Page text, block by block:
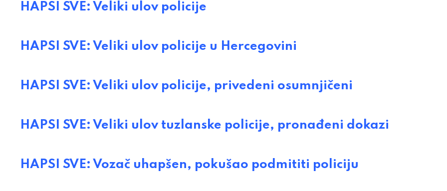
HAPSI SVE: Veliki ulov policije
HAPSI SVE: Veliki ulov policije u Hercegovini
HAPSI SVE: Veliki ulov policije, privedeni osumnjičeni
HAPSI SVE: Veliki ulov tuzlanske policije, pronađeni dokazi
HAPSI SVE: Vozač uhapšen, pokušao podmititi policiju